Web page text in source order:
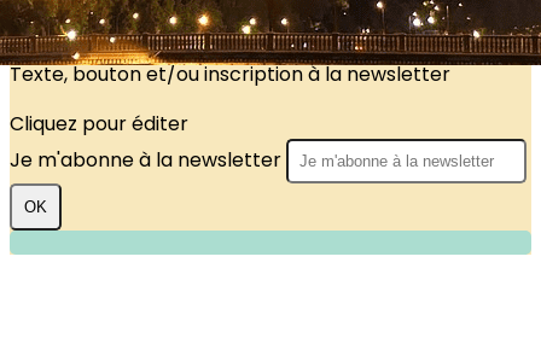
Cliquez pour éditer
Texte, bouton et/ou inscription à la newsletter
Cliquez pour éditer
Je m'abonne à la newsletter
OK